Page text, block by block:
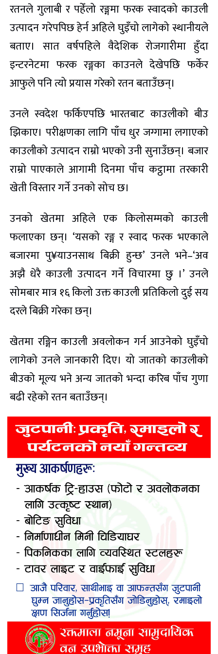
रतनले गुलाबी र पहेँलो रङ्गमा फरक स्वादको काउली
उत्पादन गरेपपिछ हेर्न अहिले घुइँचो लागेको स्थानीयले
बताए। सात वर्षपहिले वैदेशिक रोजगारीमा हुँदा
इन्टरनेटमा फरक रङ्गका काउनले देखेपछि फर्केर
आफुले पनि त्यो प्रयास गरेको रतन बताउँछन्।
उनले स्वदेश फर्किएपछि भारतबाट काउलीको बीउ
झिकाए। परीक्षणका लागि पाँच धुर जग्गामा लगाएको
काउलीको उत्पादन राम्रो भएको उनी सुनाउँछन्। बजार
राम्रो पाएकाले आगामी दिनमा पाँच कट्ठामा तरकारी
खेती विस्तार गर्ने उनको सोच छ।
उनको खेतमा अहिले एक किलोसम्मको काउली
फलाएका छन्। ‘यसको रङ्ग र स्वाद फरक भएकाले
बजारमा पु¥याउनसाथ बिक्री हुन्छ’ उनले भने–‘अव
अझै धेरै काउली उत्पादन गर्ने विचारमा छु ।’ उनले
सोमबार मात्र १६ किलो उक्त काउली प्रतिकिलो दुई सय
दरले बिक्री गरेका छन्।
खेतमा रङ्गिन काउली अवलोकन गर्न आउनेको घुइँचो
लागेको उनले जानकारी दिए। यो जातको काउलीको
बीउको मूल्य भने अन्य जातको भन्दा करिब पाँच गुणा
बढी रहेको रतन बताउँछन्।